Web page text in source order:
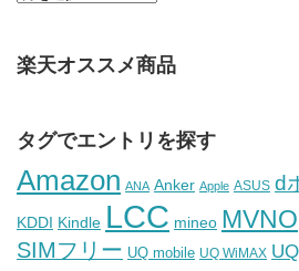
楽天オススメ商品
タグでエントリを探す
Amazon ANA Anker Apple ASUS d
KDDI Kindle LCC mineo MVNO
SIMフリー UQ mobile UQ WiMAX